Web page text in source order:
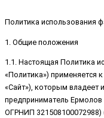
Политика использования
1. Общие положения
1.1. Настоящая Политика
«Политика») применяется
«Сайт»), которым владеет
предприниматель
ОГРНИП